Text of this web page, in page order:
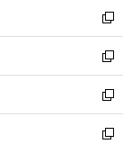
い
ウ
ィ
ン
ド
ウ
で
新
し
い
ウ
ィ
ン
ド
新
し
い
ウ
ィ
新
し
い
新